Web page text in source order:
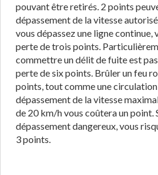
pouvant être retirés. 2 points
dépassement de la vitesse
vous dépassez une ligne continue,
perte de trois points.
commettre un délit de fuite est
perte de six points. Brûler un feu
points, tout comme une
dépassement de la vitesse
de 20 km/h vous coûtera un point.
dépassement dangereux, vous
3 points.